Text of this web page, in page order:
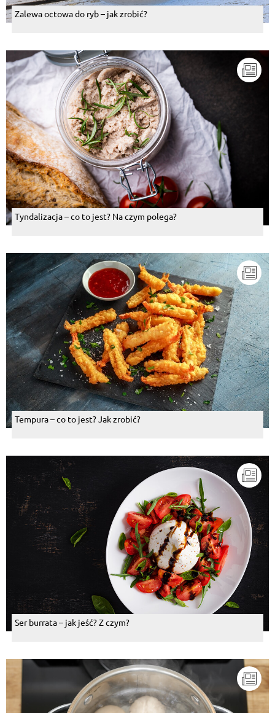
Zalewa octowa do ryb – jak zrobić?
Tyndalizacja – co to jest? Na czym polega?
Tempura – co to jest? Jak zrobić?
Ser burrata – jak jeść? Z czym?